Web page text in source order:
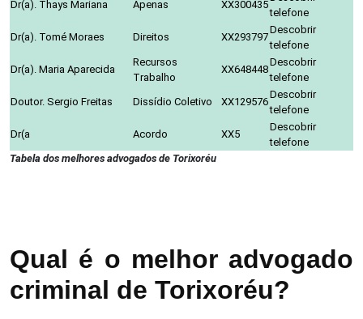
Dr(a). Thays Mariana
Apenas XX300435
telefone
Dr(a). Tomé Moraes
Direitos XX293797
Descobrir
telefone
Dr(a). Maria Aparecida
Recursos
Trabalho
XX648448
Descobrir
telefone
Doutor. Sergio Freitas
Dissídio Coletivo XX129576
Descobrir
telefone
Dr(a
Acordo XX5
Descobrir
telefone
Tabela dos melhores advogados de Torixoréu
Qual é o melhor advogado
criminal de Torixoréu?